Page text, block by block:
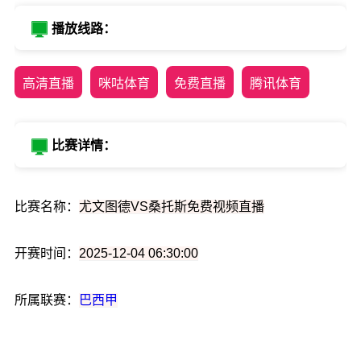
播放线路：
高清直播 咪咕体育 免费直播 腾讯体育
比赛详情：
比赛名称： 尤文图德VS桑托斯免费视频直播
开赛时间： 2025-12-04 06:30:00
所属联赛： 巴西甲